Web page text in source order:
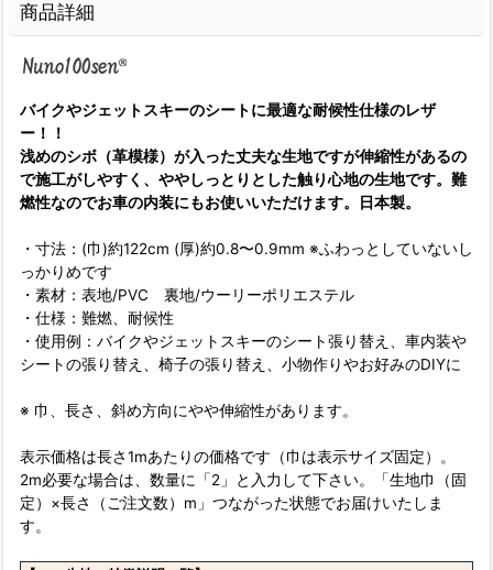
商品詳細
バイクやジェットスキーのシートに最適な耐候性仕様のレザ
ー！！
浅めのシボ（革模様）が入った丈夫な生地ですが伸縮性があるの
で施工がしやすく、ややしっとりとした触り心地の生地です。難
燃性なのでお車の内装にもお使いいただけます。日本製。
・寸法：(巾)約122cm (厚)約0.8〜0.9mm ※ふわっとしていないし
っかりめです
・素材：表地/PVC 裏地/ウーリーポリエステル
・仕様：難燃、耐候性
・使用例：バイクやジェットスキーのシート張り替え、車内装や
シートの張り替え、椅子の張り替え、小物作りやお好みのDIYに
※ 巾、長さ、斜め方向にやや伸縮性があります。
表示価格は長さ1mあたりの価格です（巾は表示サイズ固定）。
2m必要な場合は、数量に「2」と入力して下さい。「生地巾（固
定）×長さ（ご注文数）m」つながった状態でお届けいたしま
す。